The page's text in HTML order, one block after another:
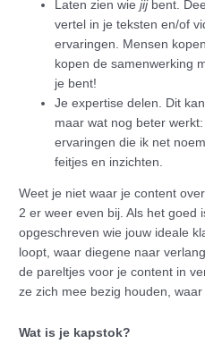
Laten zien wie jij bent.
vertel in je teksten en/of
ervaringen. Mensen
kopen de samenwerking
je bent!
Je expertise delen. Dit kan
maar wat nog beter
ervaringen die ik net
feitjes en inzichten.
Weet je niet waar je content
2 er weer even bij. Als het goed
opgeschreven wie jouw ideale
loopt, waar diegene naar
de pareltjes voor je content in
ze zich mee bezig houden,
Wat is je kapstok?